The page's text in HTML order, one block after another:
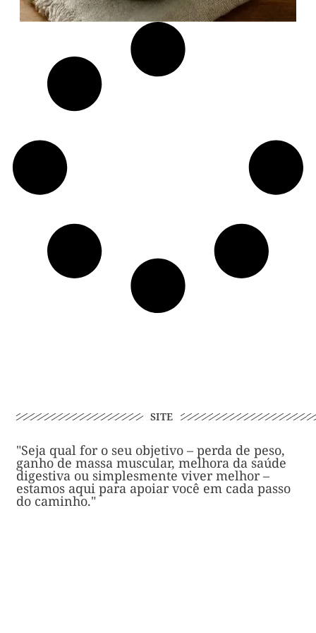
SITE
"Seja qual for o seu objetivo – perda de peso,
ganho de massa muscular, melhora da saúde
digestiva ou simplesmente viver melhor –
estamos aqui para apoiar você em cada passo
do caminho."